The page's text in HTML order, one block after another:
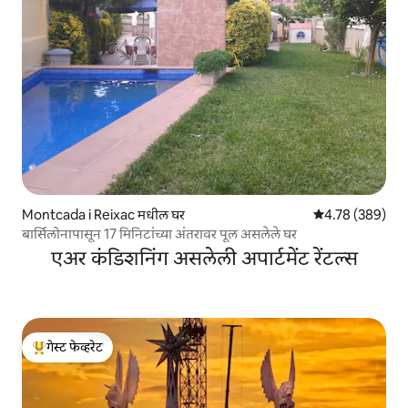
Montcada i Reixac मधील घर 5 पैकी 4.78
4.78 (389)
बार्सिलोनापासून 17 मिनिटांच्या अंतरावर पूल असलेले घर
एअर कंडिशनिंग असलेली अपार्टमेंट रेंटल्स
टॉप गेस्ट फेव्हरेट
गेस्ट फेव्हरेट